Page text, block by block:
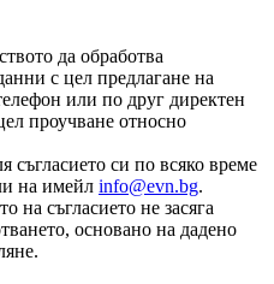
да обработва
с цел предлагане на
или по друг директен
проучване относно
съгласието си по всяко време
на имейл info@evn.bg.
на съгласието не засяга
основано на дадено